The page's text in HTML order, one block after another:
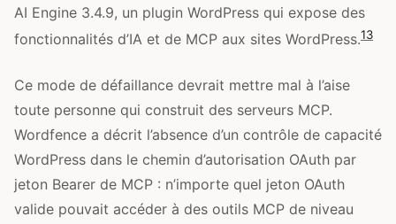
AI Engine 3.4.9, un plugin WordPress qui expose des
fonctionnalités d’IA et de MCP aux sites WordPress.13
Ce mode de défaillance devrait mettre mal à l’aise
toute personne qui construit des serveurs MCP.
Wordfence a décrit l’absence d’un contrôle de capacité
WordPress dans le chemin d’autorisation OAuth par
jeton Bearer de MCP : n’importe quel jeton OAuth
valide pouvait accéder à des outils MCP de niveau